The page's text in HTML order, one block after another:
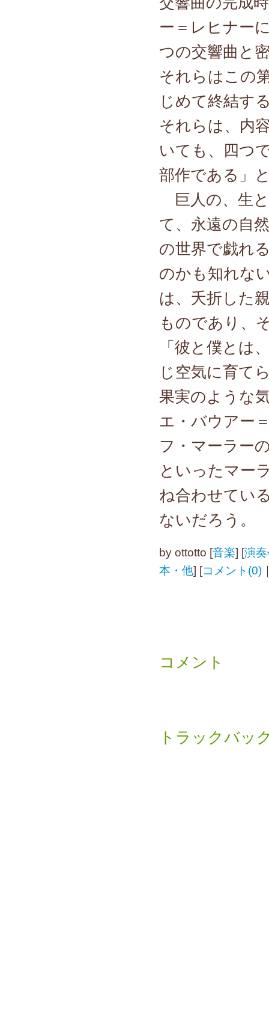
ー＝レヒナー
つの交響曲と
それらはこの
じめて終結す
それらは、内
いても、四つ
部作である」
巨人の、生
て、永遠の自
の世界で戯れ
のかも知れな
は、夭折した
ものであり、
「彼と僕とは
じ空気に育て
果実のような
エ・バウアー
フ・マーラー
といったマー
ね合わせてい
ないだろう。
by ottotto [音楽] [演
本・他] [コメント(0)
コメント
トラックバッ